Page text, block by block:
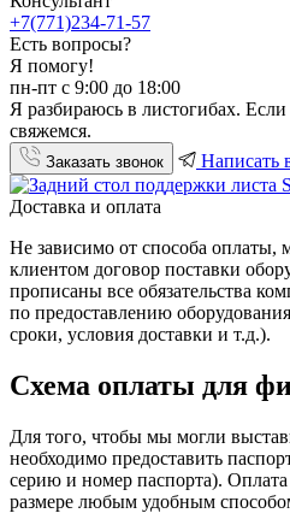
+7(771)234-71-57
Есть вопросы?
Я помогу!
пн-пт с 9:00 до 18:00
Я разбираюсь в листогибах.
свяжемся.
Заказать звонок Написать
Доставка и оплата
Не зависимо от способа оплаты,
клиентом договор поставки
прописаны все обязательства
по предоставлению
сроки, условия доставки и т.д.).
Схема оплаты для
Для того, чтобы мы могли
необходимо предоставить
серию и номер паспорта).
размере любым удобным